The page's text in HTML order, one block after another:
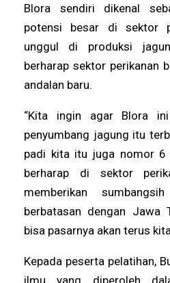
Blora sendiri dikenal
potensi besar di sektor
unggul di produksi
berharap sektor perikanan
andalan baru.
“Kita ingin agar Blora
penyumbang jagung itu
padi kita itu juga nomor 6
berharap di sektor
memberikan
berbatasan dengan Jawa
bisa pasarnya akan terus
Kepada peserta pelatihan,
ilmu yang diperoleh